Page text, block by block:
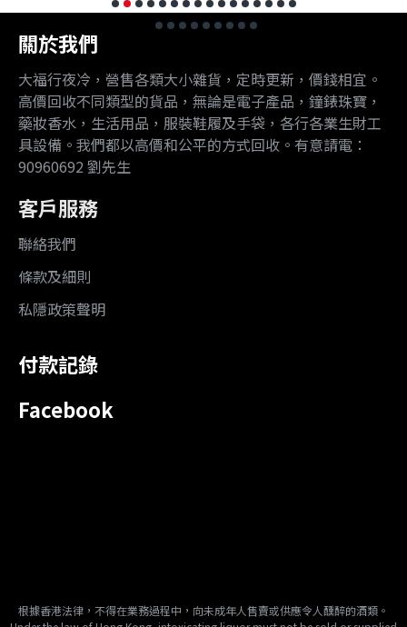
關於我們
大福行夜冷，營售各類大小雜貨，定時更新，價錢相宜。
高價回收不同類型的貨品，無論是電子產品，鐘錶珠寶，
藥妝香水，生活用品，服裝鞋履及手袋，各行各業生財工
具設備。我們都以高價和公平的方式回收。有意請電：
90960692 劉先生
客戶服務
聯絡我們
條款及細則
私隱政策聲明
付款記錄
Facebook
根據香港法律，不得在業務過程中，向未成年人售賣或供應令人醺醉的酒類。